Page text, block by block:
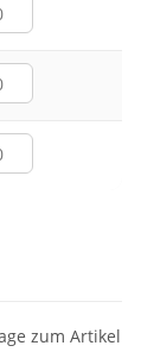
zum Artikel